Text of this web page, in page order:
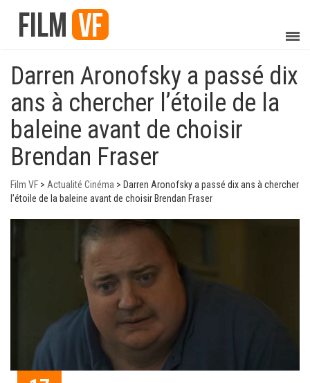
Darren Aronofsky a passé dix
ans à chercher l’étoile de la
baleine avant de choisir
Brendan Fraser
Film VF > Actualité Cinéma > Darren Aronofsky a passé dix ans à chercher
l’étoile de la baleine avant de choisir Brendan Fraser